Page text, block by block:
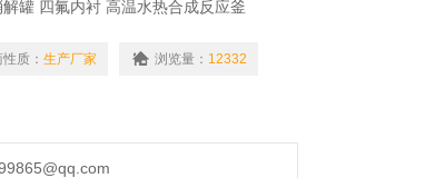
罐 四氟内衬 高温水热合成反应釜
！
质： 生产厂家 浏览量： 12332